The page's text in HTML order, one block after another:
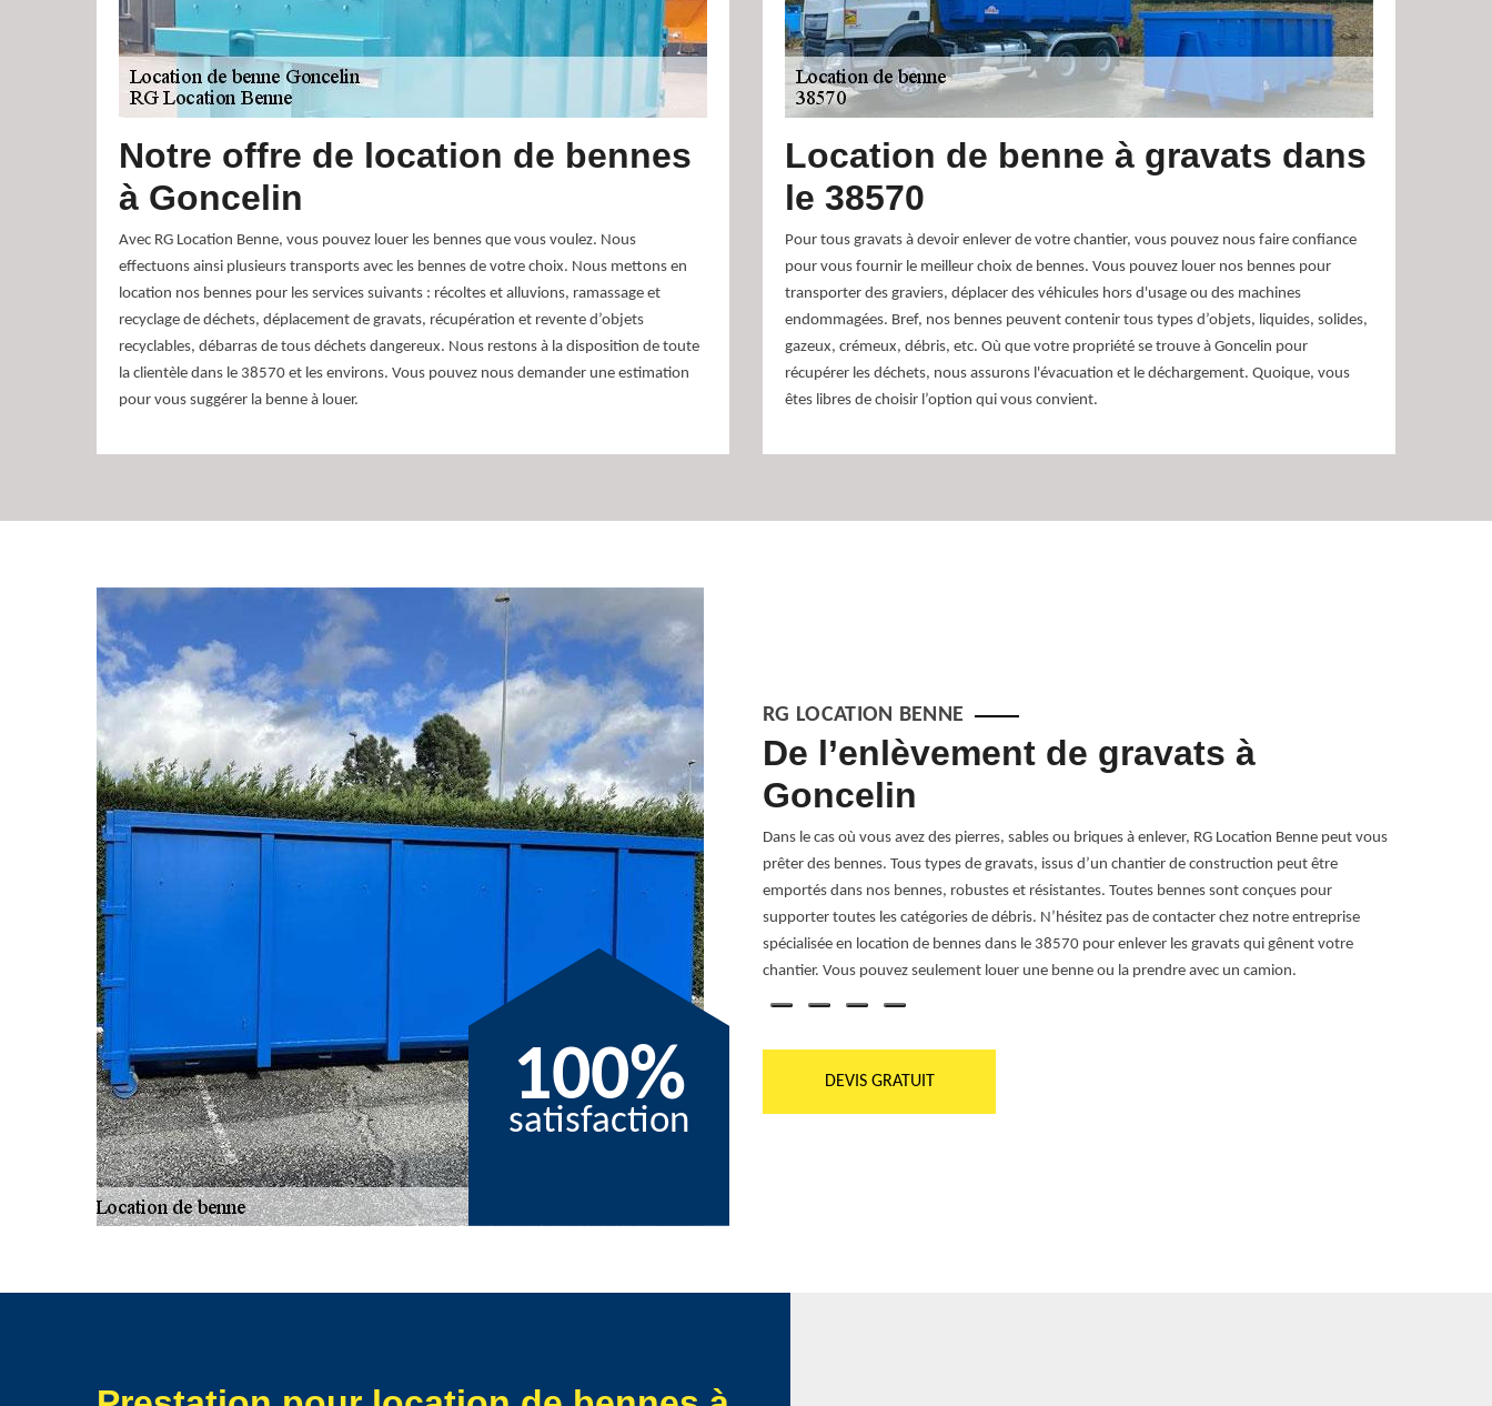
Notre offre de location de bennes
à Goncelin
Avec RG Location Benne, vous pouvez louer les bennes que vous voulez. Nous
effectuons ainsi plusieurs transports avec les bennes de votre choix. Nous mettons en
location nos bennes pour les services suivants : récoltes et alluvions, ramassage et
recyclage de déchets, déplacement de gravats, récupération et revente d’objets
recyclables, débarras de tous déchets dangereux. Nous restons à la disposition de toute
la clientèle dans le 38570 et les environs. Vous pouvez nous demander une estimation
pour vous suggérer la benne à louer.
Location de benne à gravats dans
le 38570
Pour tous gravats à devoir enlever de votre chantier, vous pouvez nous faire confiance
pour vous fournir le meilleur choix de bennes. Vous pouvez louer nos bennes pour
transporter des graviers, déplacer des véhicules hors d'usage ou des machines
endommagées. Bref, nos bennes peuvent contenir tous types d’objets, liquides, solides,
gazeux, crémeux, débris, etc. Où que votre propriété se trouve à Goncelin pour
récupérer les déchets, nous assurons l'évacuation et le déchargement. Quoique, vous
êtes libres de choisir l’option qui vous convient.
100%
satisfaction
RG LOCATION BENNE
Location de benne
La benne est un moyen de transport idéal pour faire déplacer des matériels de grand volume. La
benne est efficace pour l’évacuation de la déchèterie, pour réaliser les travaux de
déménagement et également, pour assurer l’opération des transports des débarras des
encombrants. Il existe des bennes à plusieurs volumes qui sont fait pour répondre à des
différentes exigences des clients. Vous pouvez faire appel à un prestataire professionnel et
expert pour effectuer une location de benne pour faciliter les transports de vos déchets ou vos
De l’enlèvement de gravats à
Goncelin
Dans le cas où vous avez des pierres, sables ou briques à enlever, RG Location Benne peut vous
prêter des bennes. Tous types de gravats, issus d’un chantier de construction peut être
emportés dans nos bennes, robustes et résistantes. Toutes bennes sont conçues pour
supporter toutes les catégories de débris. N’hésitez pas de contacter chez notre entreprise
spécialisée en location de bennes dans le 38570 pour enlever les gravats qui gênent votre
chantier. Vous pouvez seulement louer une benne ou la prendre avec un camion.
DEVIS GRATUIT